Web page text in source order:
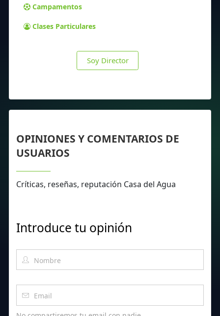
Campamentos
Clases Particulares
Soy Director
OPINIONES Y COMENTARIOS DE
USUARIOS
Críticas, reseñas, reputación Casa del Agua
Introduce tu opinión